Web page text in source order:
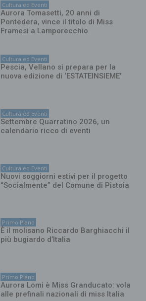
Cultura ed Eventi
Aurora Tomasetti, 20 anni di
Pontedera, vince il titolo di Miss
Framesi a Lamporecchio
Cultura ed Eventi
Pescia, Vellano si prepara per la
nuova edizione di ‘ESTATEINSIEME’
Cultura ed Eventi
Settembre Quarratino 2026, un
calendario ricco di eventi
Cultura ed Eventi
Nuovi soggiorni estivi per il progetto
“Socialmente” del Comune di Pistoia
Primo Piano
È il molisano Riccardo Barghiacchi il
più bugiardo d’Italia
Primo Piano
Aurora Lomi è Miss Granducato: vola
alle prefinali nazionali di miss Italia